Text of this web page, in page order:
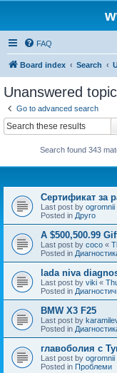
FAQ
Board index Search
Unanswered
Go to advanced search
Search found 343
Сертификат за
Last post by ogromnii
Posted in Друго
A $500,500.99
Last post by coco «
Posted in
lada niva
Last post by viki «
Posted in
BMW X3 F25
Last post by
Posted in
главоболия с
Last post by ogromnii
Posted in Проблеми